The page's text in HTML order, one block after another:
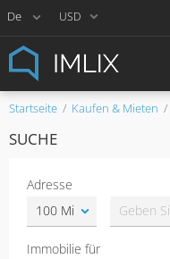
USD
Startseite Kaufen & Mieten
SUCHE
Adresse
Immobilie für